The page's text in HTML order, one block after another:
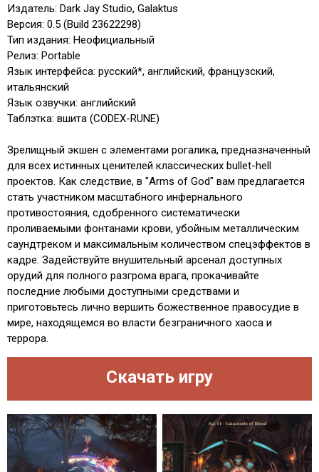
Издатель: Dark Jay Studio, Galaktus
Версия: 0.5 (Build 23622298)
Тип издания: Неофициальный
Релиз: Portable
Язык интерфейса: русский*, английский, французский,
итальянский
Язык озвучки: английский
Таблэтка: вшита (CODEX-RUNE)
Зрелищный экшен с элементами рогалика, предназначенный
для всех истинных ценителей классических bullet-hell
проектов. Как следствие, в "Arms of God" вам предлагается
стать участником масштабного инфернального
противостояния, сдобренного систематически
проливаемыми фонтанами крови, убойным металлическим
саундтреком и максимальным количеством спецэффектов в
кадре. Задействуйте внушительный арсенал доступных
орудий для полного разгрома врага, прокачивайте
последние любыми доступными средствами и
приготовьтесь лично вершить божественное правосудие в
мире, находящемся во власти безграничного хаоса и
террора.
Скачать игру